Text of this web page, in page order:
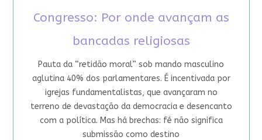
Congresso: Por onde avançam as
bancadas religiosas
Pauta da “retidão moral” sob mando masculino
aglutina 40% dos parlamentares. É incentivada por
igrejas fundamentalistas, que avançaram no
terreno de devastação da democracia e desencanto
com a política. Mas há brechas: fé não significa
submissão como destino